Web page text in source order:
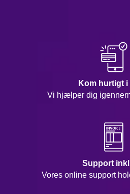
Kom hurtigt i
Vi hjælper dig
Support
Vores online support